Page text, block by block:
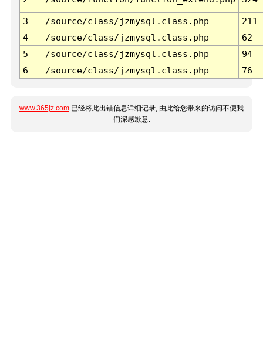
3 /source/class/jzmysql.class.php
211
4
/source/class/jzmysql.class.php
62
5
/source/class/jzmysql.class.php
94
6
/source/class/jzmysql.class.php 76
www.365jz.com 已经将此出错信息详细记录, 由此给您带来的访问不便我
们深感歉意.